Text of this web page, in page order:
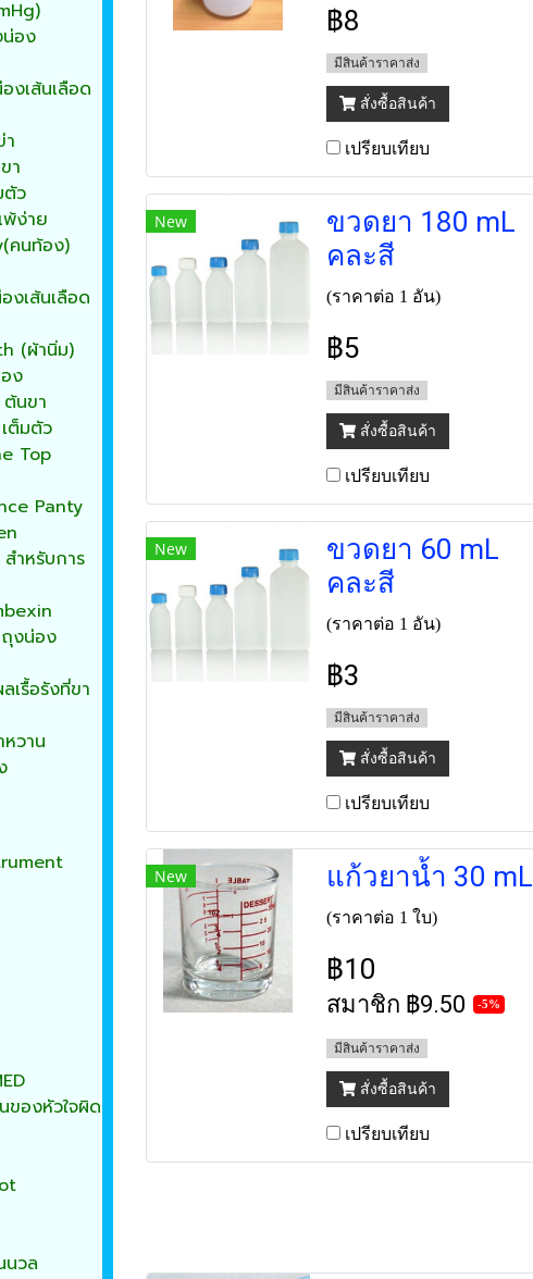
฿8
มีสินค้าราคาส่ง
สั่งซื้อสินค้า
เปรียบเทียบ
New
ขวดยา 180 mL
คละสี
(ราคาต่อ 1 อัน)
฿5
มีสินค้าราคาส่ง
สั่งซื้อสินค้า
เปรียบเทียบ
New
ขวดยา 60 mL
คละสี
(ราคาต่อ 1 อัน)
฿3
มีสินค้าราคาส่ง
สั่งซื้อสินค้า
เปรียบเทียบ
New แก้วยาน้ำ 30 mL
(ราคาต่อ 1 ใบ)
฿10
สมาชิก ฿9.50 -5%
มีสินค้าราคาส่ง
สั่งซื้อสินค้า
เปรียบเทียบ
อง
งเส้นเลือด
า
ตัว
ง่าย
คนท้อง)
งเส้นเลือด
(ผ้านิ่ม)
ง
นขา
ต็มตัว
Top
Panty
ำหรับการ
งน่อง
เรื้อรังที่ขา
หวาน
ของหัวใจผิด
นวล